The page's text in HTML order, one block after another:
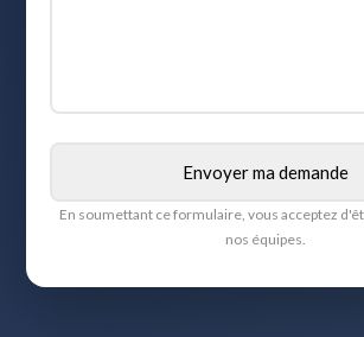
En soumettant ce formulaire, vous acceptez
nos équipes.